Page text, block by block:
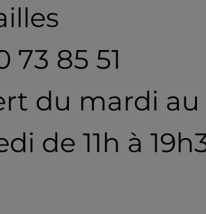
73 85 51
du mardi au
de 11h à